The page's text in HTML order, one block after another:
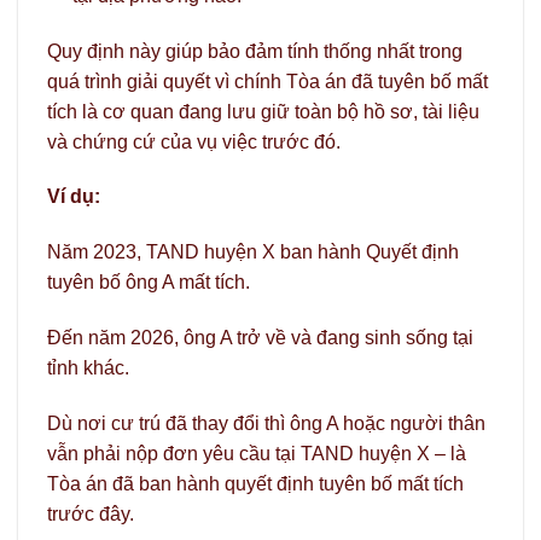
Quy định này giúp bảo đảm tính thống nhất trong
quá trình giải quyết vì chính Tòa án đã tuyên bố mất
tích là cơ quan đang lưu giữ toàn bộ hồ sơ, tài liệu
và chứng cứ của vụ việc trước đó.
Ví dụ:
Năm 2023, TAND huyện X ban hành Quyết định
tuyên bố ông A mất tích.
Đến năm 2026, ông A trở về và đang sinh sống tại
tỉnh khác.
Dù nơi cư trú đã thay đổi thì ông A hoặc người thân
vẫn phải nộp đơn yêu cầu tại TAND huyện X – là
Tòa án đã ban hành quyết định tuyên bố mất tích
trước đây.